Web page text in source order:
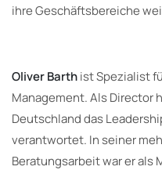
ihre Geschäftsbereiche
Oliver Barthist Spezialist
Management. Als Director
Deutschland das
verantwortet. In seiner
Beratungsarbeit war er als